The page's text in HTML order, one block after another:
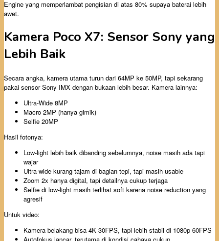
Engine yang memperlambat pengisian di atas 80% supaya baterai lebih
awet.
Kamera Poco X7: Sensor Sony yang
Lebih Baik
Secara angka, kamera utama turun dari 64MP ke 50MP, tapi sekarang
pakai sensor Sony IMX dengan bukaan lebih besar. Kamera lainnya:
Ultra-Wide 8MP
Macro 2MP (hanya gimik)
Selfie 20MP
Hasil fotonya:
Low-light lebih baik dibanding sebelumnya, noise masih ada tapi
wajar
Ultra-wide kurang tajam di bagian tepi, tapi masih usable
Zoom 2x hanya digital, tapi detailnya cukup terjaga
Selfie di low-light masih terlihat soft karena noise reduction yang
agresif
Untuk video:
Kamera belakang bisa 4K 30FPS, tapi lebih stabil di 1080p 60FPS